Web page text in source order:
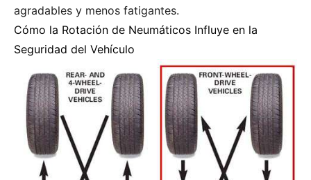
agradables y menos fatigantes.
Cómo la Rotación de Neumáticos Influye en la
Seguridad del Vehículo